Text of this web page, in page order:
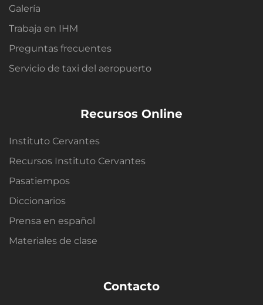
Galería
Trabaja en IHM
Preguntas frecuentes
Servicio de taxi del aeropuerto
Recursos Online
Instituto Cervantes
Recursos Instituto Cervantes
Pasatiempos
Diccionarios
Prensa en español
Materiales de clase
Contacto